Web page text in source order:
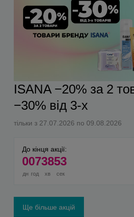
ISANA −20% за 2
−30% від 3-х
тільки з 27.07.2026 по 09.08.2026
До кінця акції:
0
дн
07
год
38
хв
52
сек
Ще більше акцій